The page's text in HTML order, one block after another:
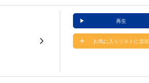
再生
お気に入りリストに追加